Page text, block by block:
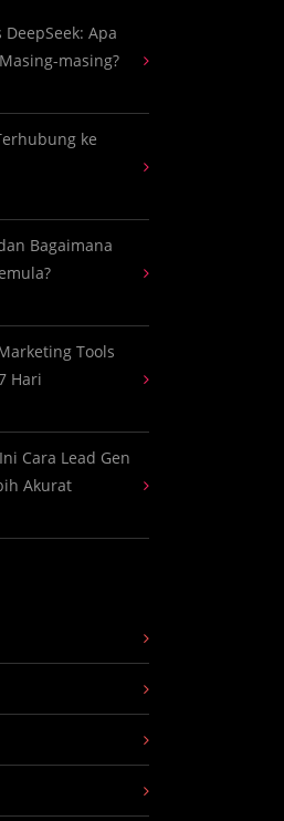
Apa
masing?
ke
Bagaimana
Tools
Hari
Cara Lead Gen
Akurat